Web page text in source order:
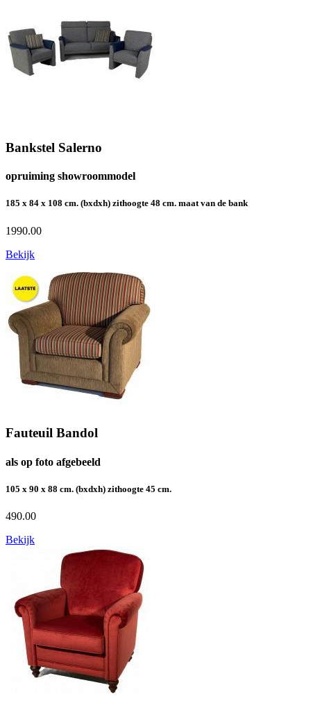
Bankstel Salerno
opruiming showroommodel
185 x 84 x 108 cm. (bxdxh) zithoogte 48 cm. maat van de bank
1990.00
Bekijk
Fauteuil Bandol
als op foto afgebeeld
105 x 90 x 88 cm. (bxdxh) zithoogte 45 cm.
490.00
Bekijk